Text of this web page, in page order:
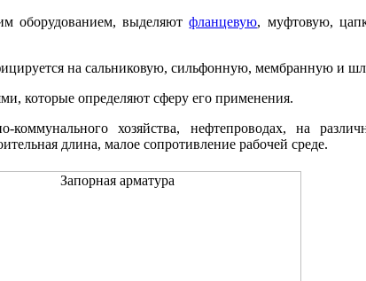
оборудованием, выделяютфланцевую, муфтовую,
на сальниковую, сильфонную, мембранную и
которые определяют сферу его применения.
хозяйства, нефтепроводах, на
длина, малое сопротивление рабочей среде.